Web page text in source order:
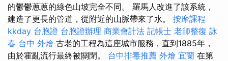
的鬱鬱蔥蔥的綠色山坡完全不同。 羅馬人改進了該系統，
建造了更長的管道，從附近的山脈帶來了水。 按摩課程
kkday 台胞證 台胞證辦理 商業會計法 記帳士 老師整復 詠
春 台中 外燴 古老的工程為這座城市服務，直到1885年，
由於霍亂流行最終被關閉。 台中排毒推薦 外燴 宜蘭 在第